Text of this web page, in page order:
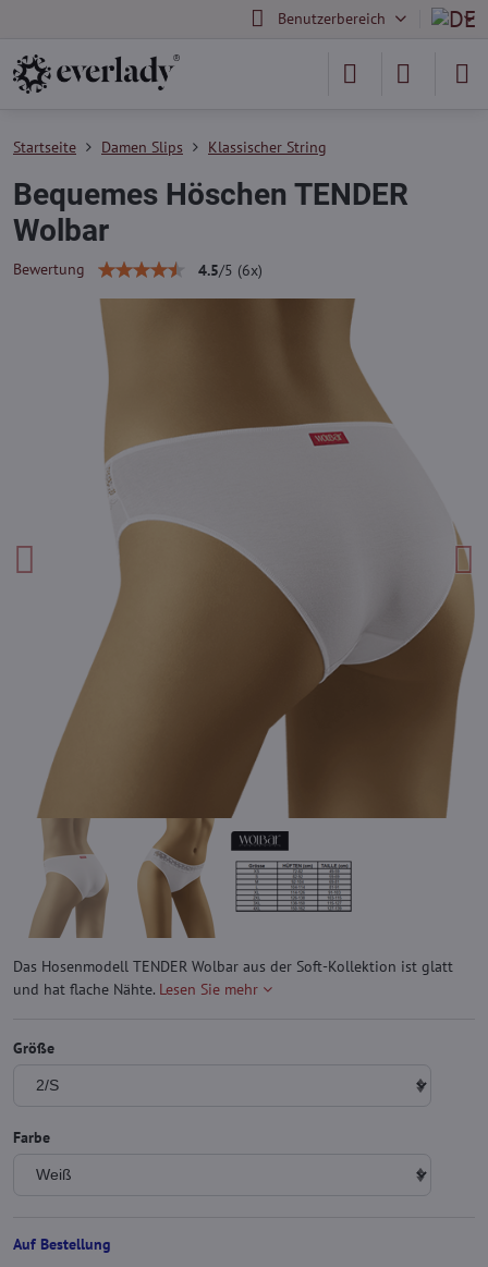
Benutzerbereich
Startseite Damen Slips Klassischer String
Bequemes Höschen TENDER
Wolbar
Bewertung 4.5/5 (6x)
Das Hosenmodell TENDER Wolbar aus der Soft-Kollektion ist glatt
und hat flache Nähte. Lesen Sie mehr
Größe
Farbe
Auf Bestellung